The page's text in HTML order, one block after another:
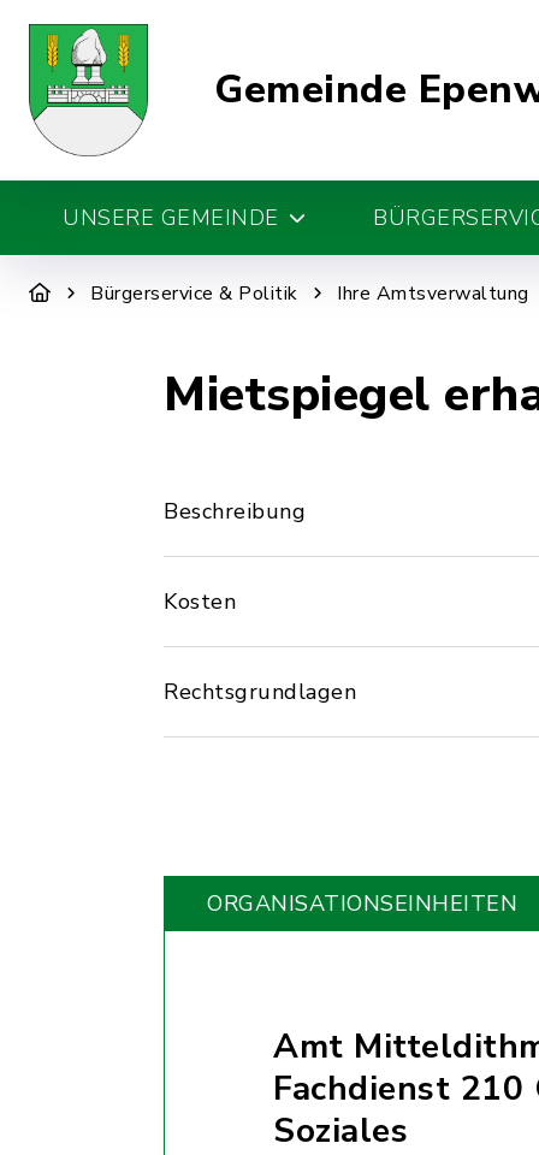
Gemeinde
UNSERE GEMEINDE
Bürgerservice & Politik Ihre Amtsverwaltung
Mietspiegel
Beschreibung
Kosten
Rechtsgrundlagen
ORGANISATIONS­EINHEITEN
Amt
Fachdienst 210
Soziales